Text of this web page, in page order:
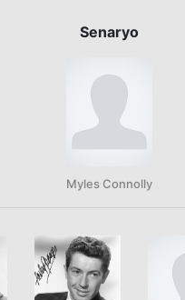
Senaryo
Myles Connolly